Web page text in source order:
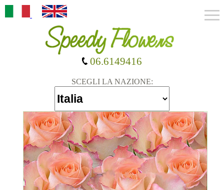
SCEGLI LA NAZIONE:
06.6149416